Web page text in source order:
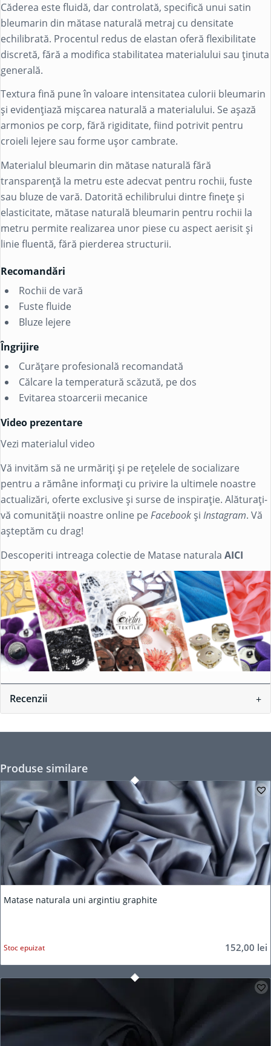
Căderea este fluidă, dar controlată, specifică unui satin
bleumarin din mătase naturală metraj cu densitate
echilibrată. Procentul redus de elastan oferă flexibilitate
discretă, fără a modifica stabilitatea materialului sau ținuta
generală.
Textura fină pune în valoare intensitatea culorii bleumarin
și evidențiază mișcarea naturală a materialului. Se așază
armonios pe corp, fără rigiditate, fiind potrivit pentru
croieli lejere sau forme ușor cambrate.
Materialul bleumarin din mătase naturală fără
transparență la metru este adecvat pentru rochii, fuste
sau bluze de vară. Datorită echilibrului dintre finețe și
elasticitate, mătase naturală bleumarin pentru rochii la
metru permite realizarea unor piese cu aspect aerisit și
linie fluentă, fără pierderea structurii.
Recomandări
Rochii de vară
Fuste fluide
Bluze lejere
Îngrijire
Curățare profesională recomandată
Călcare la temperatură scăzută, pe dos
Evitarea stoarcerii mecanice
Video prezentare
Vezi materialul video
Vă invităm să ne urmăriți și pe rețelele de socializare
pentru a rămâne informați cu privire la ultimele noastre
actualizări, oferte exclusive și surse de inspirație. Alăturați-
vă comunității noastre online peFacebook și Instagram. Vă
așteptăm cu drag!
Descoperiti intreaga colectie de Matase naturala AICI
Recenzii
Produse similare
Matase naturala uni argintiu graphite
152,00 lei
Stoc epuizat